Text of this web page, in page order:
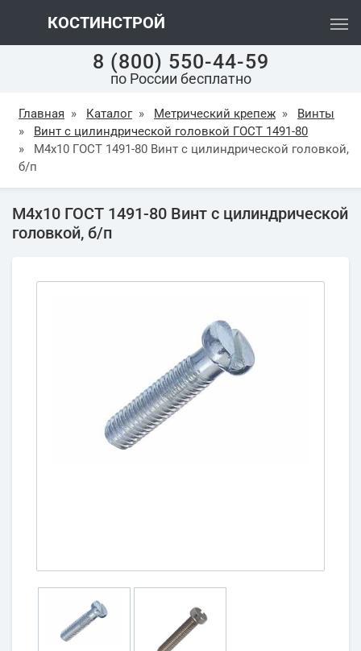
КОСТИНСТРОЙ
8 (800) 550-44-59
по России бесплатно
Главная » Каталог » Метрический крепеж »
Винты
»
Винт с цилиндрической головкой ГОСТ 1491-80
»
М4х10 ГОСТ 1491-80 Винт с цилиндрической головкой,
б/п
М4х10 ГОСТ 1491-80 Винт с цилиндрической
головкой, б/п